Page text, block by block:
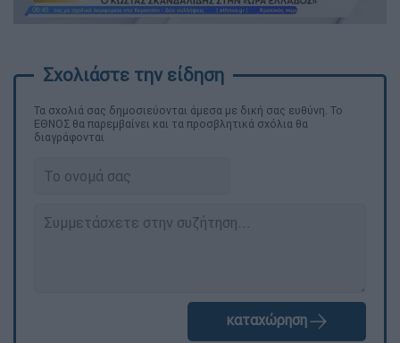
Τα σχολιά σας δημοσιεύονται άμεσα με δική σας ευθύνη. Το
ΕΘΝΟΣ θα παρεμβαίνει και τα προσβλητικά σχόλια θα
διαγράφονται
καταχώρηση